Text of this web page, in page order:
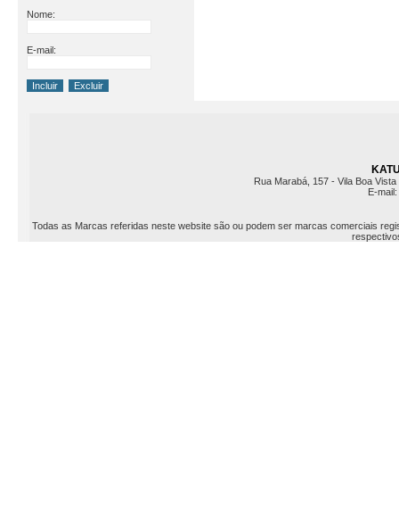
Nome:
E-mail:
Rua Marabá, 157 - Vila Boa
E-mail:
Todas as Marcas referidas neste website são ou podem ser marcas comerciais